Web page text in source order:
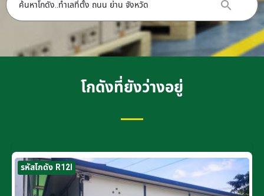
โกดังที่ยังว่างอยู่
รหัสโกดัง R12I